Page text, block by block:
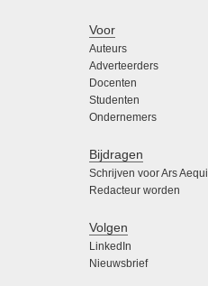
Voor
Auteurs
Adverteerders
Docenten
Studenten
Ondernemers
Bijdragen
Schrijven voor Ars Aequi
Redacteur worden
Volgen
LinkedIn
Nieuwsbrief